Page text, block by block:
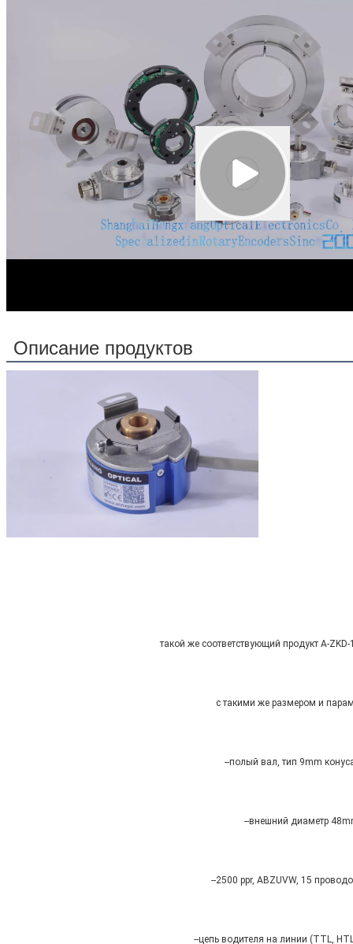
Описание продуктов
такой же соответствующий продукт A-
с такими же размером и
--полый вал, тип 9mm
--внешний диаметр
--2500 ppr, ABZUVW, 15
--цепь водителя на линии (TTL,